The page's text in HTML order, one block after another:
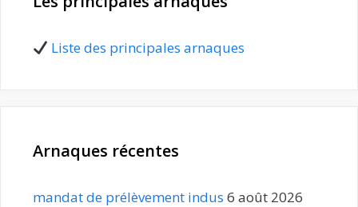
Liste des principales arnaques
Arnaques récentes
mandat de prélèvement indus 6 août 2026